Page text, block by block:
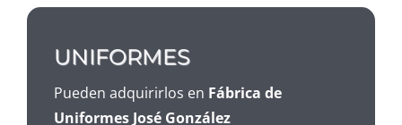
UNIFORMES
Pueden adquirirlos en Fábrica de
Uniformes José González